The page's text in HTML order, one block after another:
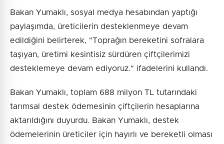
Bakan Yumaklı, sosyal medya hesabından yaptığı
paylaşımda, üreticilerin desteklenmeye devam
edildiğini belirterek, "Toprağın bereketini sofralara
taşıyan, üretimi kesintisiz sürdüren çiftçilerimizi
desteklemeye devam ediyoruz." ifadelerini kullandı.
Bakan Yumaklı, toplam 688 milyon TL tutarındaki
tarımsal destek ödemesinin çiftçilerin hesaplarına
aktarıldığını duyurdu. Bakan Yumaklı, destek
ödemelerinin üreticiler için hayırlı ve bereketli olması